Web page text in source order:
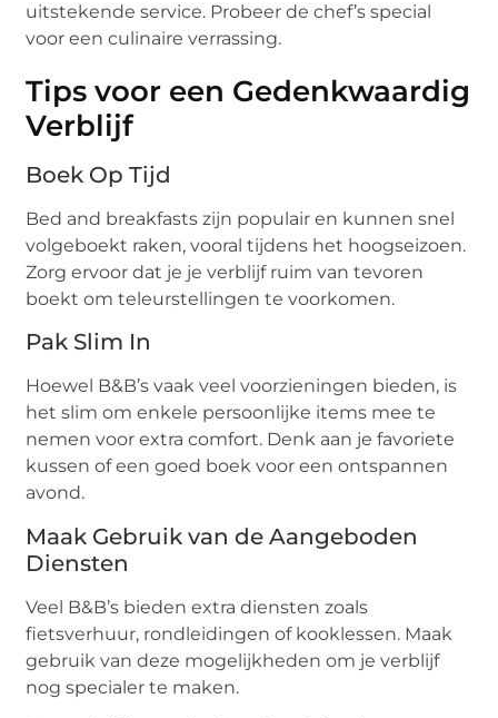
uitstekende service. Probeer de chef’s special
voor een culinaire verrassing.
Tips voor een Gedenkwaardig
Verblijf
Boek Op Tijd
Bed and breakfasts zijn populair en kunnen snel
volgeboekt raken, vooral tijdens het hoogseizoen.
Zorg ervoor dat je je verblijf ruim van tevoren
boekt om teleurstellingen te voorkomen.
Pak Slim In
Hoewel B&B’s vaak veel voorzieningen bieden, is
het slim om enkele persoonlijke items mee te
nemen voor extra comfort. Denk aan je favoriete
kussen of een goed boek voor een ontspannen
avond.
Maak Gebruik van de Aangeboden
Diensten
Veel B&B’s bieden extra diensten zoals
fietsverhuur, rondleidingen of kooklessen. Maak
gebruik van deze mogelijkheden om je verblijf
nog specialer te maken.